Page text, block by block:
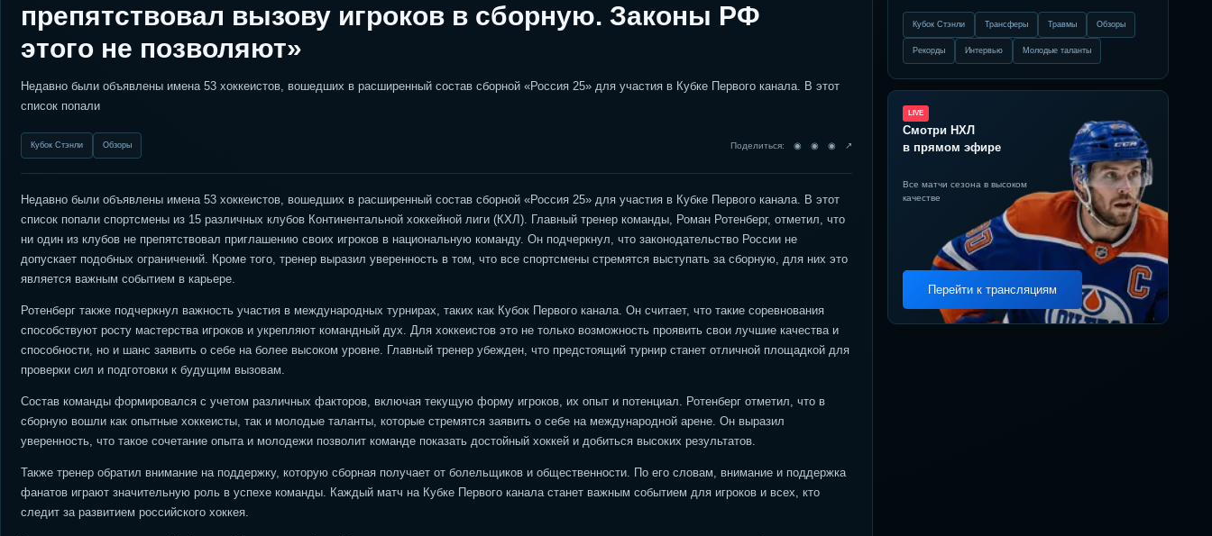
препятствовал вызову игроков в сборную. Законы РФ
этого не позволяют»
Недавно были объявлены имена 53 хоккеистов, вошедших в расширенный состав сборной «Россия 25» для участия в Кубке Первого канала. В этот
список попали
Кубок Стэнли Обзоры Поделиться: ◉ ◉ ◉ ↗
Недавно были объявлены имена 53 хоккеистов, вошедших в расширенный состав сборной «Россия 25» для участия в Кубке Первого канала. В этот
список попали спортсмены из 15 различных клубов Континентальной хоккейной лиги (КХЛ). Главный тренер команды, Роман Ротенберг, отметил, что
ни один из клубов не препятствовал приглашению своих игроков в национальную команду. Он подчеркнул, что законодательство России не
допускает подобных ограничений. Кроме того, тренер выразил уверенность в том, что все спортсмены стремятся выступать за сборную, для них это
является важным событием в карьере.
Ротенберг также подчеркнул важность участия в международных турнирах, таких как Кубок Первого канала. Он считает, что такие соревнования
способствуют росту мастерства игроков и укрепляют командный дух. Для хоккеистов это не только возможность проявить свои лучшие качества и
способности, но и шанс заявить о себе на более высоком уровне. Главный тренер убежден, что предстоящий турнир станет отличной площадкой для
проверки сил и подготовки к будущим вызовам.
Состав команды формировался с учетом различных факторов, включая текущую форму игроков, их опыт и потенциал. Ротенберг отметил, что в
сборную вошли как опытные хоккеисты, так и молодые таланты, которые стремятся заявить о себе на международной арене. Он выразил
уверенность, что такое сочетание опыта и молодежи позволит команде показать достойный хоккей и добиться высоких результатов.
Также тренер обратил внимание на поддержку, которую сборная получает от болельщиков и общественности. По его словам, внимание и поддержка
фанатов играют значительную роль в успехе команды. Каждый матч на Кубке Первого канала станет важным событием для игроков и всех, кто
следит за развитием российского хоккея.
Кубок Стэнли Трансферы Травмы Обзоры
Рекорды Интервью Молодые таланты
LIVE
Смотри НХЛ
в прямом эфире
Все матчи сезона в высоком
качестве
Перейти к трансляциям